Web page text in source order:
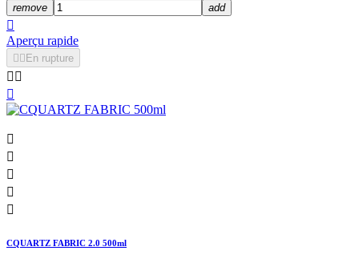
remove add

Aperçu rapide
  En rupture
 






CQUARTZ FABRIC 2.0 500ml